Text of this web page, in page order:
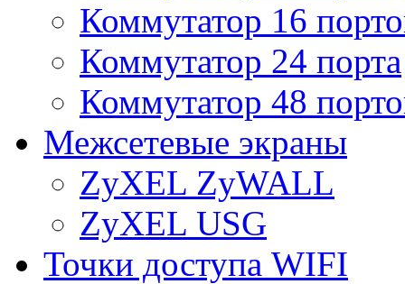
Коммутатор 16
Коммутатор 24 порта
Коммутатор 48
Межсетевые экраны
ZyXEL ZyWALL
ZyXEL USG
Точки доступа WIFI